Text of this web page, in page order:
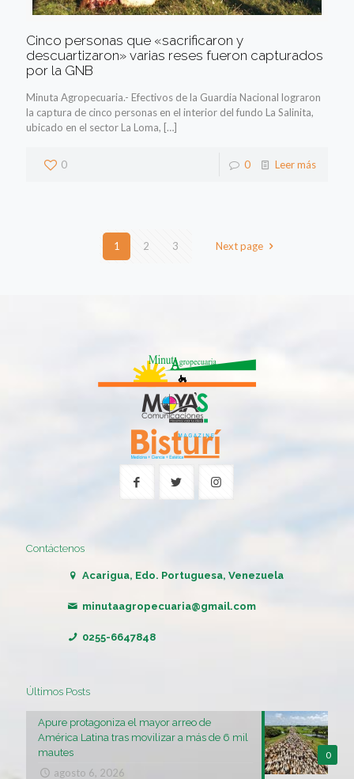
Cinco personas que «sacrificaron y
descuartizaron» varias reses fueron capturados
por la GNB
Minuta Agropecuaria.- Efectivos de la Guardia Nacional lograron
la captura de cinco personas en el interior del fundo La Salinita,
ubicado en el sector La Loma, […]
0 0 Leer más
1 2 3 Next page
Contáctenos
Acarigua, Edo. Portuguesa, Venezuela
minutaagropecuaria@gmail.com
0255-6647848
Últimos Posts
0
Apure protagoniza el mayor arreo de
América Latina tras movilizar a más de 6 mil
mautes
agosto 6, 2026